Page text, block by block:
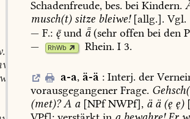
Schadenfreude, bes. bei Kindern.
musch(t)sitze bleiwe![allg.]. Vgl.
— F.: und ǟ(sehr offen bei den
—
RhWb Rhein. I 3.
a-a, ä-ä :Interj. der
vorausgegangener Frage.
(met)?A a[NPfNWPf], ää(ę ę)